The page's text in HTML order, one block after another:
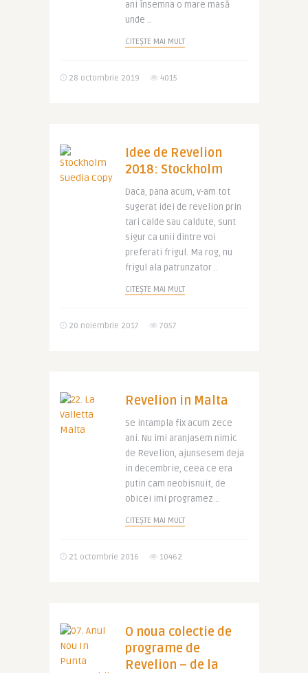
ani însemna o mare masă
unde ..
CITEȘTE MAI MULT
28 octombrie 2019 4015
Idee de Revelion
2018: Stockholm
Daca, pana acum, v-am tot
sugerat idei de revelion prin
tari calde sau caldute, sunt
sigur ca unii dintre voi
preferati frigul. Ma rog, nu
frigul ala patrunzator ..
CITEȘTE MAI MULT
20 noiembrie 2017 7057
Revelion in Malta
Se intampla fix acum zece
ani. Nu imi aranjasem nimic
de Revelion, ajunsesem deja
in decembrie, ceea ce era
putin cam neobisnuit, de
obicei imi programez ..
CITEȘTE MAI MULT
21 octombrie 2016 10462
O noua colectie de
programe de
Revelion – de la